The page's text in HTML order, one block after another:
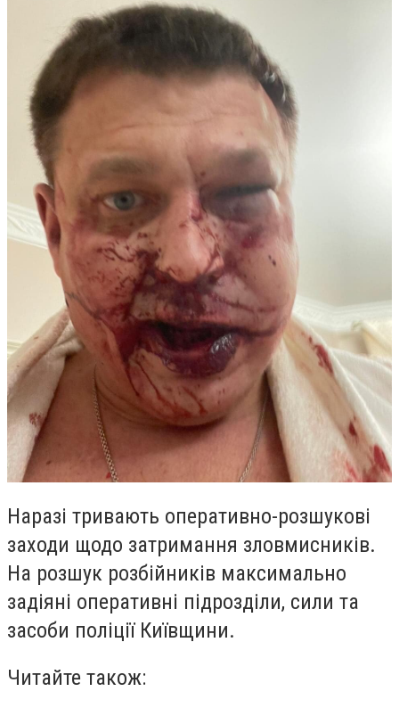
Наразі тривають оперативно-розшукові
заходи щодо затримання зловмисників.
На розшук розбійників максимально
задіяні оперативні підрозділи, сили та
засоби поліції Київщини.
Читайте також: